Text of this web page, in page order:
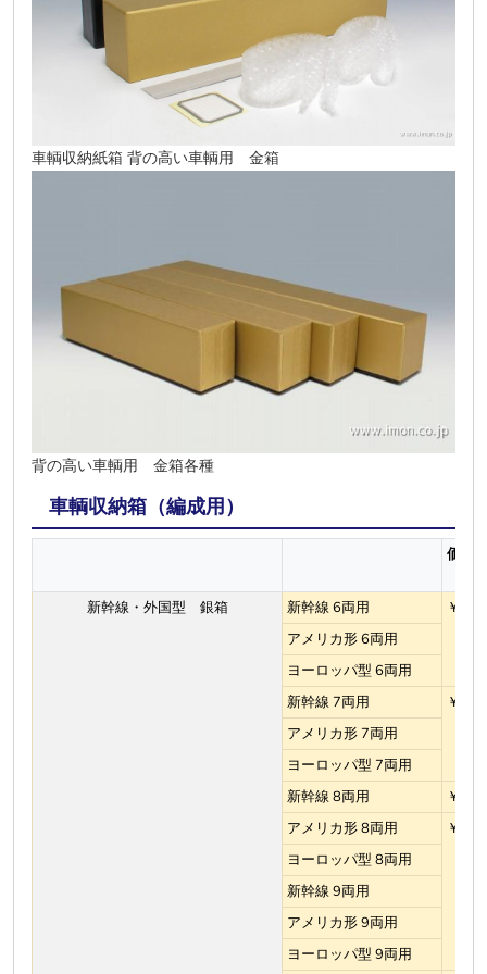
車輌収納紙箱 背の高い車輌用 金箱
背の高い車輌用 金箱各種
車輌収納箱（編成用）
価 格
新幹線・外国型 銀箱 新幹線 6両用
￥
アメリカ形 6両用
ヨーロッパ型 6両用
新幹線 7両用
￥
アメリカ形 7両用
ヨーロッパ型 7両用
新幹線 8両用
￥
アメリカ形 8両用
￥
ヨーロッパ型 8両用
新幹線 9両用
アメリカ形 9両用
ヨーロッパ型 9両用